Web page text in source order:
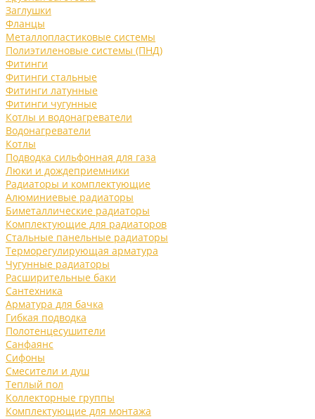
Заглушки
Фланцы
Металлопластиковые системы
Полиэтиленовые системы (ПНД)
Фитинги
Фитинги стальные
Фитинги латунные
Фитинги чугунные
Котлы и водонагреватели
Водонагреватели
Котлы
Подводка сильфонная для газа
Люки и дождеприемники
Радиаторы и комплектующие
Алюминиевые радиаторы
Биметаллические радиаторы
Комплектующие для радиаторов
Стальные панельные радиаторы
Терморегулирующая арматура
Чугунные радиаторы
Расширительные баки
Сантехника
Арматура для бачка
Гибкая подводка
Полотенцесушители
Санфаянс
Сифоны
Смесители и душ
Теплый пол
Коллекторные группы
Комплектующие для монтажа